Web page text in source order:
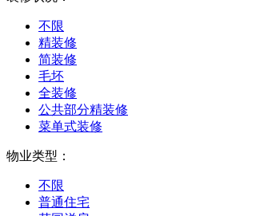
不限
精装修
简装修
毛坯
全装修
公共部分精装修
菜单式装修
物业类型：
不限
普通住宅